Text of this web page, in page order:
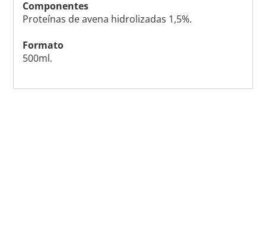
Componentes
Proteínas de avena hidrolizadas 1,5%.
Formato
500ml.